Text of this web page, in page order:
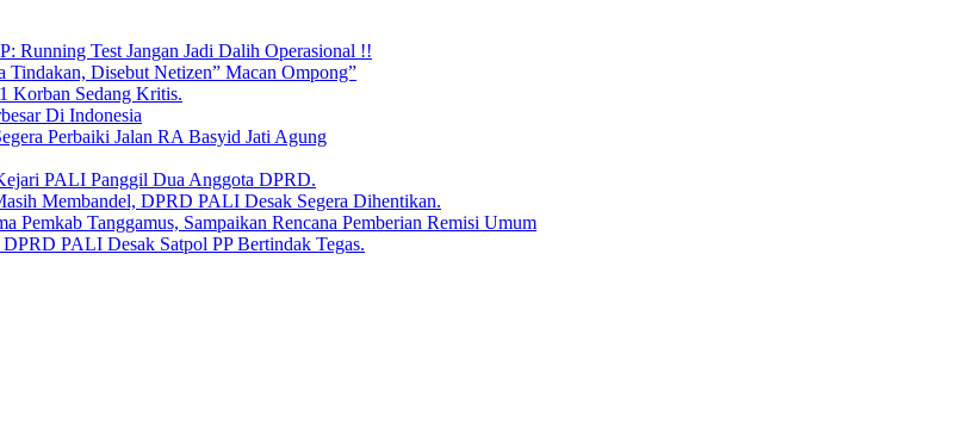
Running Test Jangan Jadi Dalih Operasional !!
Disebut Netizen” Macan Ompong”
Korban Sedang Kritis.
Di Indonesia
Perbaiki Jalan RA Basyid Jati Agung
PALI Panggil Dua Anggota DPRD.
Membandel, DPRD PALI Desak Segera Dihentikan.
Tanggamus, Sampaikan Rencana Pemberian Remisi Umum
PALI Desak Satpol PP Bertindak Tegas.